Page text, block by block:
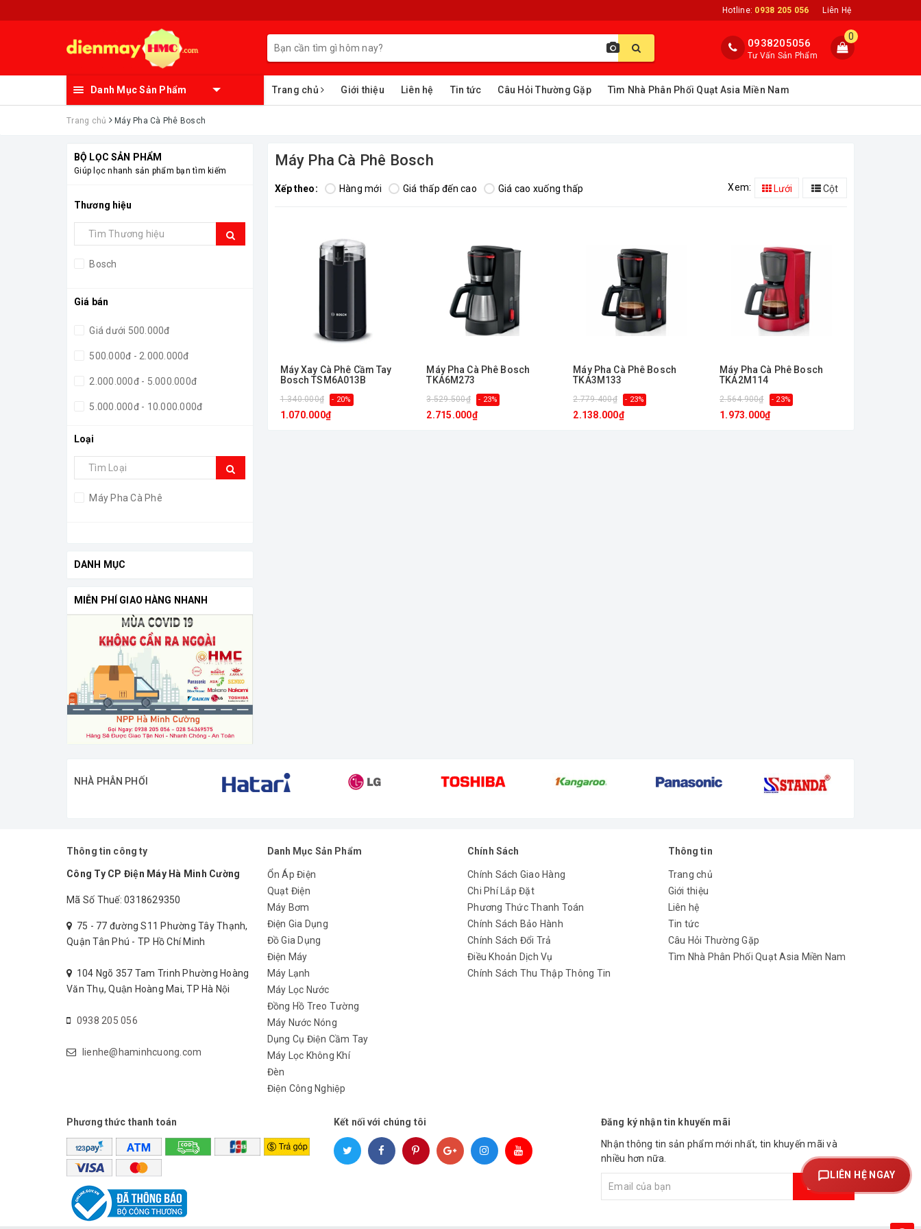
Hotline: 0938 205 056 Liên Hệ
0
0938205056
Tư Vấn Sản Phẩm
Danh Mục Sản Phẩm Trang chủ Giới thiệu Liên hệ Tin tức Câu Hỏi Thường Gặp Tìm Nhà Phân Phối Quạt Asia Miền Nam
Trang chủ Máy Pha Cà Phê Bosch
BỘ LỌC SẢN PHẨM
Giúp lọc nhanh sản phẩm bạn tìm kiếm
Thương hiệu
Bosch
Giá bán
Giá dưới 500.000đ
500.000đ - 2.000.000đ
2.000.000đ - 5.000.000đ
5.000.000đ - 10.000.000đ
Loại
Máy Pha Cà Phê
DANH MỤC
MIỄN PHÍ GIAO HÀNG NHANH
Máy Pha Cà Phê Bosch
Xếp theo: Hàng mới Giá thấp đến cao Giá cao xuống thấp Xem: Lưới Cột
Máy Xay Cà Phê Cầm Tay
Bosch TSM6A013B
1.340.000₫ - 20%
1.070.000₫
Máy Pha Cà Phê Bosch
TKA6M273
3.529.500₫ - 23%
2.715.000₫
Máy Pha Cà Phê Bosch
TKA3M133
2.779.400₫ - 23%
2.138.000₫
Máy Pha Cà Phê Bosch
TKA2M114
2.564.900₫ - 23%
1.973.000₫
NHÀ PHÂN PHỐI
Thông tin công ty
Công Ty CP Điện Máy Hà Minh Cường
Mã Số Thuế: 0318629350
75 - 77 đường S11 Phường Tây Thạnh,
Quận Tân Phú - TP Hồ Chí Minh
104 Ngõ 357 Tam Trinh Phường Hoàng
Văn Thụ, Quận Hoàng Mai, TP Hà Nội
0938 205 056
lienhe@haminhcuong.com
Danh Mục Sản Phẩm
Ổn Áp Điện
Quạt Điện
Máy Bơm
Điện Gia Dụng
Đồ Gia Dụng
Điện Máy
Máy Lạnh
Máy Lọc Nước
Đồng Hồ Treo Tường
Máy Nước Nóng
Dụng Cụ Điện Cầm Tay
Máy Lọc Không Khí
Đèn
Điện Công Nghiệp
Chính Sách
Chính Sách Giao Hàng
Chi Phí Lắp Đặt
Phương Thức Thanh Toán
Chính Sách Bảo Hành
Chính Sách Đổi Trả
Điều Khoản Dịch Vụ
Chính Sách Thu Thập Thông Tin
Thông tin
Trang chủ
Giới thiệu
Liên hệ
Tin tức
Câu Hỏi Thường Gặp
Tìm Nhà Phân Phối Quạt Asia Miền Nam
Phương thức thanh toán Kết nối với chúng tôi
Đăng ký nhận tin khuyến mãi
Nhận thông tin sản phẩm mới nhất, tin khuyến mãi và
nhiều hơn nữa.
Đăng ký
LIÊN HỆ NGAY